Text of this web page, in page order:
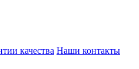
качества Наши контакты